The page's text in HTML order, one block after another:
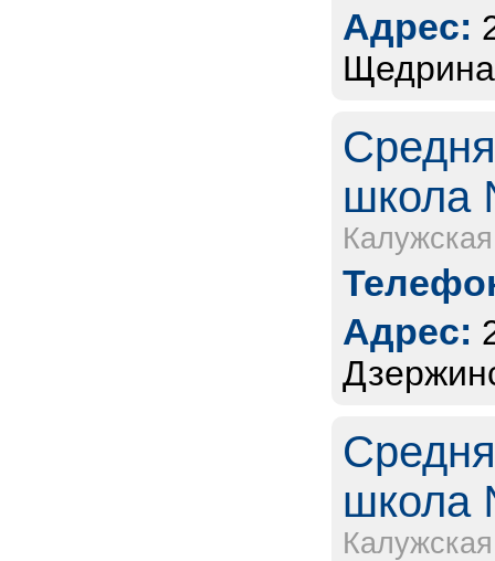
Адрес:
школа
Адрес:
школа